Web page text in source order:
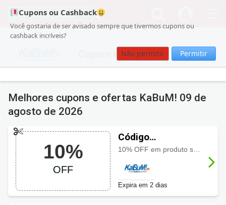
Cupons ou Cashback
Você gostaria de ser avisado sempre que tivermos cupons ou
cashback incríveis?
Não permitir Permitir
Cupom KaBuM!
Melhores cupons e ofertas KaBuM! 09 de
agosto de 2026
10%
OFF
Código
promocional
KaBuM! com 10%
OFF
Expira em 2 dias